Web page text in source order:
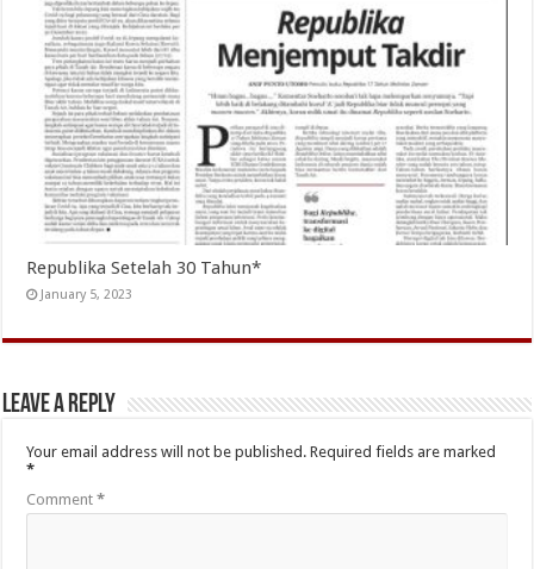
Republika Setelah 30 Tahun*
January 5, 2023
Leave a Reply
Your email address will not be published. Required fields are marked
*
Comment*